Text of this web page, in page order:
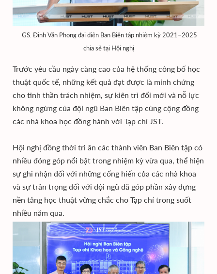
GS. Đinh Văn Phong đại diện Ban Biên tập nhiệm kỳ 2021–2025
chia sẻ tại Hội nghị
Trước yêu cầu ngày càng cao của hệ thống công bố học
thuật quốc tế, những kết quả đạt được là minh chứng
cho tinh thần trách nhiệm, sự kiên trì đổi mới và nỗ lực
không ngừng của đội ngũ Ban Biên tập cùng cộng đồng
các nhà khoa học đồng hành với Tạp chí JST.
Hội nghị đồng thời tri ân các thành viên Ban Biên tập có
nhiều đóng góp nổi bật trong nhiệm kỳ vừa qua, thể hiện
sự ghi nhận đối với những cống hiến của các nhà khoa
và sự trân trọng đối với đội ngũ đã góp phần xây dựng
nền tảng học thuật vững chắc cho Tạp chí trong suốt
nhiều năm qua.